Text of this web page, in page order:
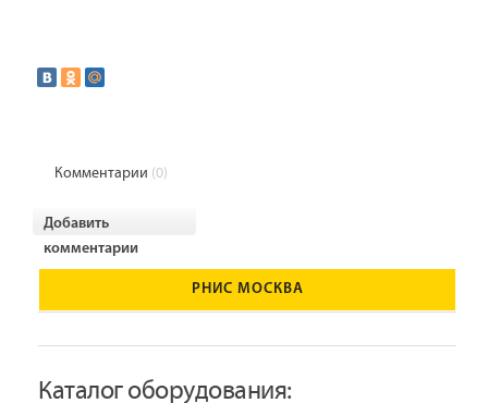
Комментарии (0)
Добавить
комментарии
РНИС МОСКВА
Каталог оборудования: